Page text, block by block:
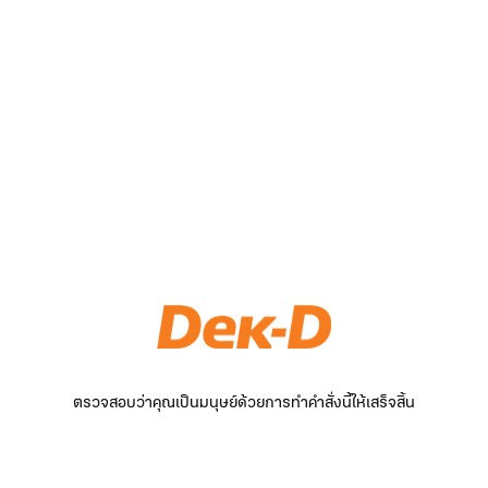
ตรวจสอบว่าคุณเป็นมนุษย์ด้วยการทำคำสั่งนี้ให้เสร็จสิ้น